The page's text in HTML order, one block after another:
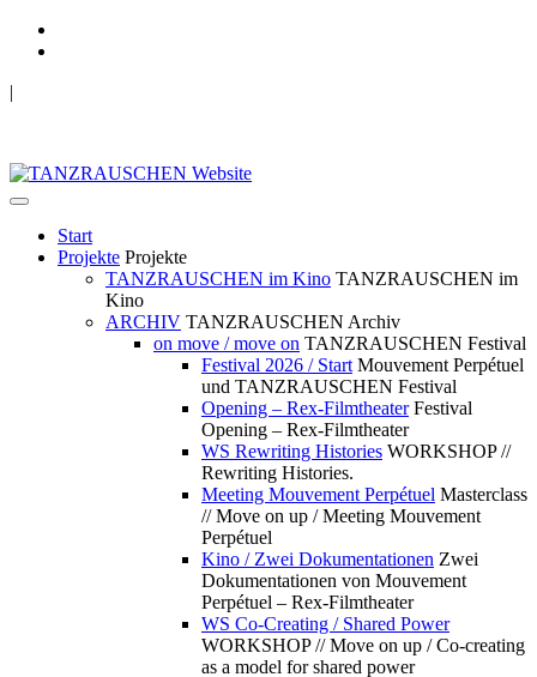
|
Start
Projekte Projekte
TANZRAUSCHEN im Kino TANZRAUSCHEN im
Kino
ARCHIV TANZRAUSCHEN Archiv
on move / move on TANZRAUSCHEN Festival
Festival 2026 / Start Mouvement Perpétuel
und TANZRAUSCHEN Festival
Opening – Rex-Filmtheater Festival
Opening – Rex-Filmtheater
WS Rewriting Histories WORKSHOP //
Rewriting Histories.
Meeting Mouvement Perpétuel Masterclass
// Move on up / Meeting Mouvement
Perpétuel
Kino / Zwei Dokumentationen Zwei
Dokumentationen von Mouvement
Perpétuel – Rex-Filmtheater
WS Co-Creating / Shared Power
WORKSHOP // Move on up / Co-creating
as a model for shared power